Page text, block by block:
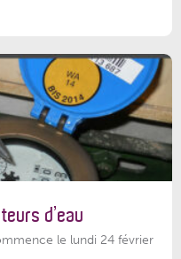
d’eau
le lundi 24 février